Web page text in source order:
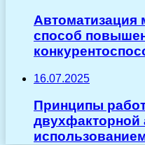
Автоматизация
способ
16.07.2025
Принципы
двухфакторной